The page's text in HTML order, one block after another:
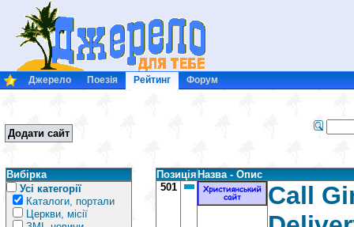
Джерело Поезія Рейтинг Форум
Додати сайт
Вибірка
Усі категорії
Каталоги, портали
Церкви, місії
Позиція Назва - Опис
501
Call